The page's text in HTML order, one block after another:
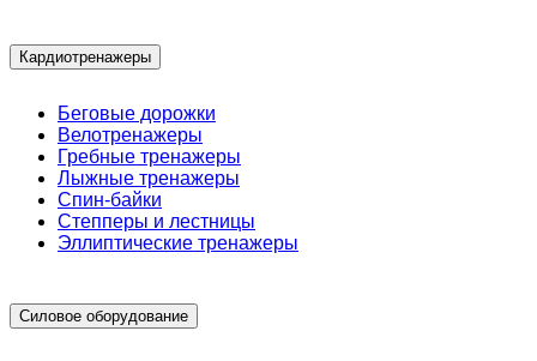
Кардиотренажеры
Беговые дорожки
Велотренажеры
Гребные тренажеры
Лыжные тренажеры
Спин-байки
Степперы и лестницы
Эллиптические тренажеры
Силовое оборудование